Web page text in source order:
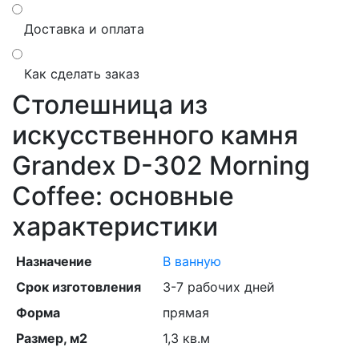
Доставка и оплата
Как сделать заказ
Столешница из
искусственного камня
Grandex D-302 Morning
Coffee: основные
характеристики
Назначение
В ванную
Срок изготовления
3-7 рабочих дней
Форма
прямая
Размер, м2
1,3 кв.м